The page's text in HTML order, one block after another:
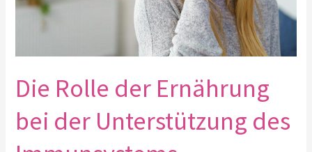
Die Rolle der Ernährung
bei der Unterstützung des
des